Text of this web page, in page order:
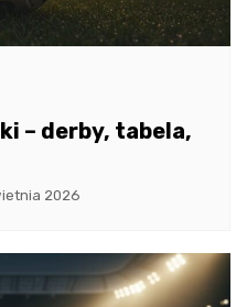
– derby, tabela,
2026